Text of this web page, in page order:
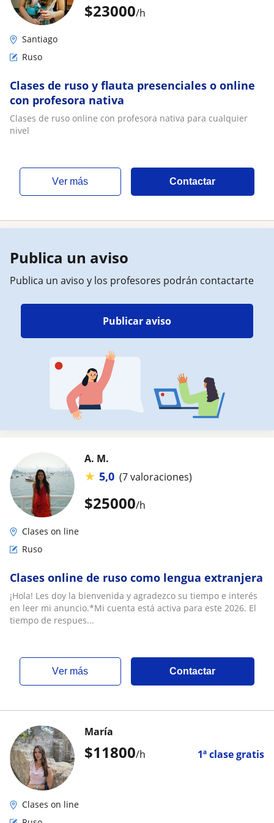
$23000/h
Santiago
Ruso
Clases de ruso y flauta presenciales o online
con profesora nativa
Clases de ruso online con profesora nativa para cualquier
nivel
ver más Contactar
Publica un aviso
Publica un aviso y los profesores podrán contactarte
Publicar aviso
$25000/h
A. M.
★ 5,0 (7 valoraciones)
Clases on line
Ruso
Clases online de ruso como lengua extranjera
¡Hola! Les doy la bienvenida y agradezco su tiempo e interés
en leer mi anuncio.*Mi cuenta está activa para este 2026. El
tiempo de respues...
ver más Contactar
$11800/h 1ª clase gratis
María
Clases on line